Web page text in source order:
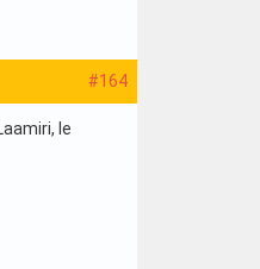
#164
le